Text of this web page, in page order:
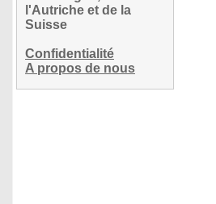
l'Autriche et de la
Suisse
Confidentialité
A propos de nous